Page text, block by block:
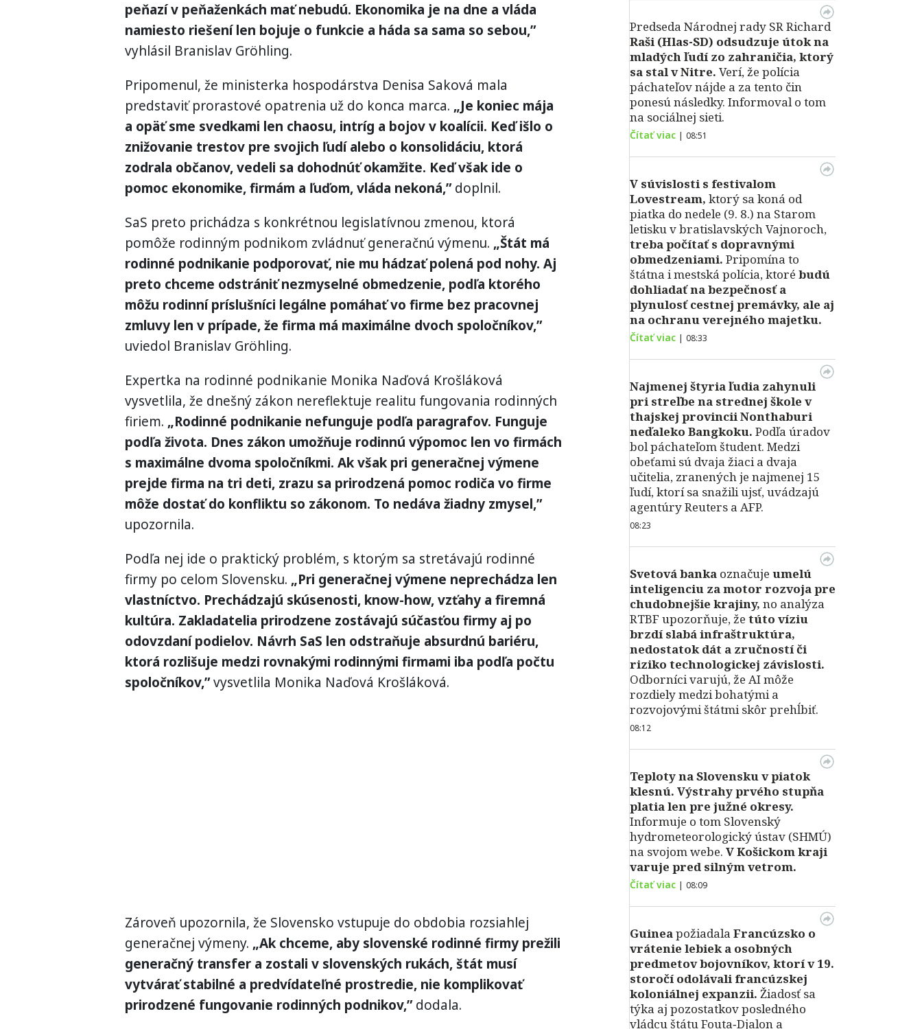
peňazí v peňaženkách mať nebudú. Ekonomika je na dne a vláda
namiesto riešení len bojuje o funkcie a háda sa sama so sebou,”
vyhlásil Branislav Gröhling.
Pripomenul, že ministerka hospodárstva Denisa Saková mala
predstaviť prorastové opatrenia už do konca marca. „Je koniec mája
a opäť sme svedkami len chaosu, intríg a bojov v koalícii. Keď išlo o
znižovanie trestov pre svojich ľudí alebo o konsolidáciu, ktorá
zodrala občanov, vedeli sa dohodnúť okamžite. Keď však ide o
pomoc ekonomike, firmám a ľuďom, vláda nekoná,”doplnil.
SaS preto prichádza s konkrétnou legislatívnou zmenou, ktorá
pomôže rodinným podnikom zvládnuť generačnú výmenu. „Štát má
rodinné podnikanie podporovať, nie mu hádzať polená pod nohy. Aj
preto chceme odstrániť nezmyselné obmedzenie, podľa ktorého
môžu rodinní príslušníci legálne pomáhať vo firme bez pracovnej
zmluvy len v prípade, že firma má maximálne dvoch spoločníkov,”
uviedol Branislav Gröhling.
Expertka na rodinné podnikanie Monika Naďová Krošláková
vysvetlila, že dnešný zákon nereflektuje realitu fungovania rodinných
firiem. „Rodinné podnikanie nefunguje podľa paragrafov. Funguje
podľa života. Dnes zákon umožňuje rodinnú výpomoc len vo firmách
s maximálne dvoma spoločníkmi. Ak však pri generačnej výmene
prejde firma na tri deti, zrazu sa prirodzená pomoc rodiča vo firme
môže dostať do konfliktu so zákonom. To nedáva žiadny zmysel,”
upozornila.
Podľa nej ide o praktický problém, s ktorým sa stretávajú rodinné
firmy po celom Slovensku. „Pri generačnej výmene neprechádza len
vlastníctvo. Prechádzajú skúsenosti, know-how, vzťahy a firemná
kultúra. Zakladatelia prirodzene zostávajú súčasťou firmy aj po
odovzdaní podielov. Návrh SaS len odstraňuje absurdnú bariéru,
ktorá rozlišuje medzi rovnakými rodinnými firmami iba podľa počtu
spoločníkov,”vysvetlila Monika Naďová Krošláková.
Zároveň upozornila, že Slovensko vstupuje do obdobia rozsiahlej
generačnej výmeny. „Ak chceme, aby slovenské rodinné firmy prežili
generačný transfer a zostali v slovenských rukách, štát musí
vytvárať stabilné a predvídateľné prostredie, nie komplikovať
prirodzené fungovanie rodinných podnikov,”dodala.
Predseda Národnej rady SR Richard
Raši (Hlas-SD) odsudzuje útok na
mladých ľudí zo zahraničia, ktorý
sa stal v Nitre. Verí, že polícia
páchateľov nájde a za tento čin
ponesú následky. Informoval o tom
na sociálnej sieti.
Čítať viac | 08:51
V súvislosti s festivalom
Lovestream, ktorý sa koná od
piatka do nedele (9. 8.) na Starom
letisku v bratislavských Vajnoroch,
treba počítať s dopravnými
obmedzeniami. Pripomína to
štátna i mestská polícia, ktoré budú
dohliadať na bezpečnosť a
plynulosť cestnej premávky, ale aj
na ochranu verejného majetku.
Čítať viac | 08:33
Najmenej štyria ľudia zahynuli
pri streľbe na strednej škole v
thajskej provincii Nonthaburi
neďaleko Bangkoku. Podľa úradov
bol páchateľom študent. Medzi
obeťami sú dvaja žiaci a dvaja
učitelia, zranených je najmenej 15
ľudí, ktorí sa snažili ujsť, uvádzajú
agentúry Reuters a AFP.
08:23
Svetová banka označuje umelú
inteligenciu za motor rozvoja pre
chudobnejšie krajiny, no analýza
RTBF upozorňuje, že túto víziu
brzdí slabá infraštruktúra,
nedostatok dát a zručností či
riziko technologickej závislosti.
Odborníci varujú, že AI môže
rozdiely medzi bohatými a
rozvojovými štátmi skôr prehĺbiť.
08:12
Teploty na Slovensku v piatok
klesnú. Výstrahy prvého stupňa
platia len pre južné okresy.
Informuje o tom Slovenský
hydrometeorologický ústav (SHMÚ)
na svojom webe. V Košickom kraji
varuje pred silným vetrom.
Čítať viac | 08:09
Guineapožiadala Francúzsko o
vrátenie lebiek a osobných
predmetov bojovníkov, ktorí v 19.
storočí odolávali francúzskej
koloniálnej expanzii. Žiadosť sa
týka aj pozostatkov posledného
vládcu štátu Fouta‑Djalon a